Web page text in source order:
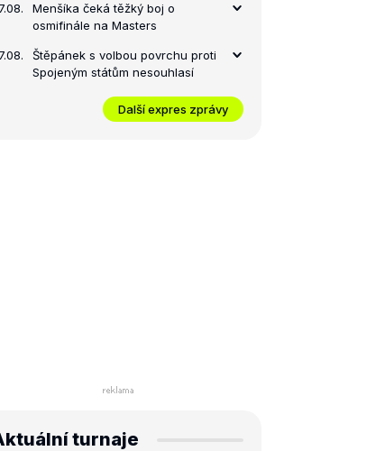
Menšíka čeká těžký boj o
osmifinále na Masters
Štěpánek s volbou povrchu proti
Spojeným státům nesouhlasí
Další expres zprávy
turnaje